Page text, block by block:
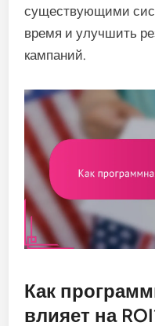
существующими
время и улучшить
кампаний.
Как
влияет на